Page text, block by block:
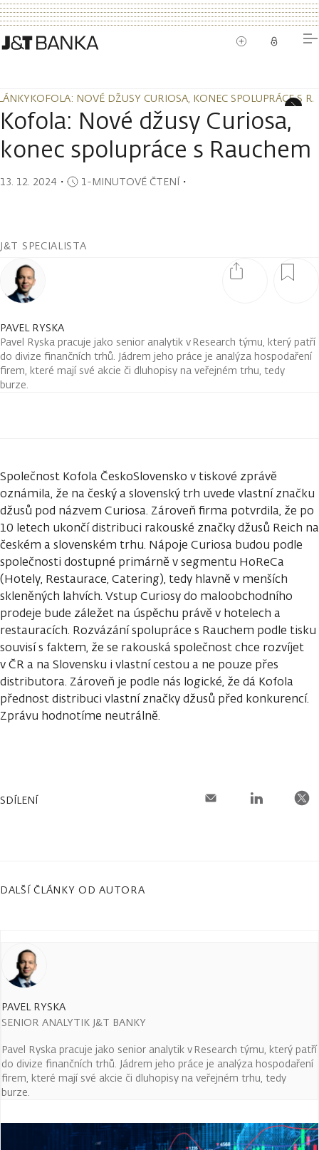
KOFOLA: NOVÉ DŽUSY CURIOSA, KONEC SPOLUPRÁCE S
KOFOLA: NOVÉ DŽUSY CURIOSA, KONEC SPOLUPRÁCE S
Kofola: Nové džusy Curiosa,
konec spolupráce s Rauchem
13. 12. 2024 ・ 1-MINUTOVÉ ČTENÍ・
J&T SPECIALISTA
PAVEL RYSKA
Pavel Ryska pracuje jako senior analytik v Research týmu, který patří
do divize finančních trhů. Jádrem jeho práce je analýza hospodaření
firem, které mají své akcie či dluhopisy na veřejném trhu, tedy
burze.
Společnost Kofola ČeskoSlovensko v tiskové zprávě
oznámila, že na český a slovenský trh uvede vlastní značku
džusů pod názvem Curiosa. Zároveň firma potvrdila, že po
10 letech ukončí distribuci rakouské značky džusů Reich na
českém a slovenském trhu. Nápoje Curiosa budou podle
společnosti dostupné primárně v segmentu HoReCa
(Hotely, Restaurace, Catering), tedy hlavně v menších
skleněných lahvích. Vstup Curiosy do maloobchodního
prodeje bude záležet na úspěchu právě v hotelech a
restauracích. Rozvázání spolupráce s Rauchem podle tisku
souvisí s faktem, že se rakouská společnost chce rozvíjet
v ČR a na Slovensku i vlastní cestou a ne pouze přes
distributora. Zároveň je podle nás logické, že dá Kofola
přednost distribuci vlastní značky džusů před konkurencí.
Zprávu hodnotíme neutrálně.
SDÍLENÍ
DALŠÍ ČLÁNKY OD AUTORA
PAVEL RYSKA
SENIOR ANALYTIK J&T BANKY
Pavel Ryska pracuje jako senior analytik v Research týmu, který patří
do divize finančních trhů. Jádrem jeho práce je analýza hospodaření
firem, které mají své akcie či dluhopisy na veřejném trhu, tedy
burze.